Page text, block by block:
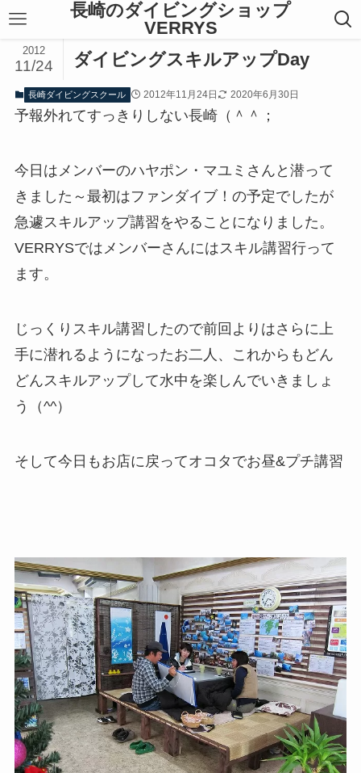
長崎のダイビングショップ
VERRYS
ダイビングスキルアップDay
2012
11/24
長崎ダイビングスクール 2012年11月24日 2020年6月30日
予報外れてすっきりしない長崎（＾＾；
今日はメンバーのハヤポン・マユミさんと潜って
きました～最初はファンダイブ！の予定でしたが
急遽スキルアップ講習をやることになりました。
VERRYSではメンバーさんにはスキル講習行って
ます。
じっくりスキル講習したので前回よりはさらに上
手に潜れるようになったお二人、これからもどん
どんスキルアップして水中を楽しんでいきましょ
う（^^）
そして今日もお店に戻ってオコタでお昼&プチ講習